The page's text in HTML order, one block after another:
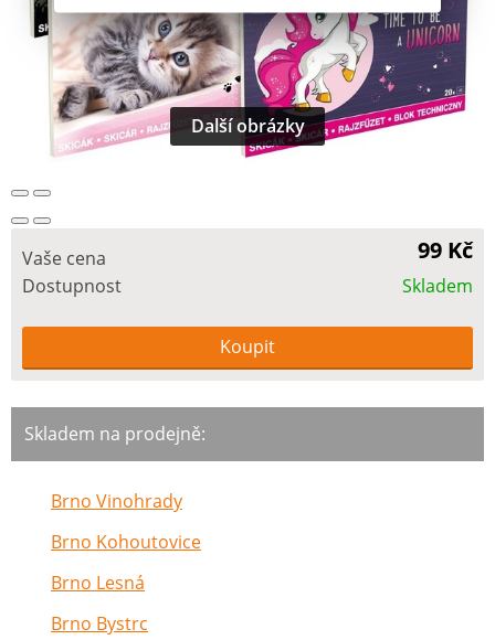
Další obrázky
Vaše cena 99 Kč
Dostupnost Skladem
Skladem na prodejně:
Brno Vinohrady
Brno Kohoutovice
Brno Lesná
Brno Bystrc